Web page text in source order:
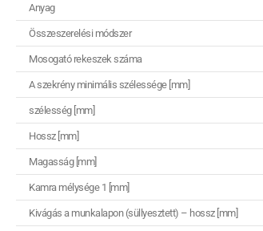
Anyag
Összeszerelési módszer
Mosogató rekeszek száma
A szekrény minimális szélessége [mm]
szélesség [mm]
Hossz [mm]
Magasság [mm]
Kamra mélysége 1 [mm]
Kivágás a munkalapon (süllyesztett) – hossz [mm]